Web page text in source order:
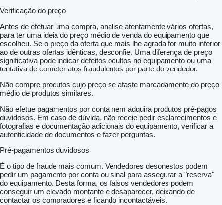
Verificação do preço
Antes de efetuar uma compra, analise atentamente vários ofertas,
para ter uma ideia do preço médio de venda do equipamento que
escolheu. Se o preço da oferta que mais lhe agrada for muito inferior
ao de outras ofertas idênticas, desconfie. Uma diferença de preço
significativa pode indicar defeitos ocultos no equipamento ou uma
tentativa de cometer atos fraudulentos por parte do vendedor.
Não compre produtos cujo preço se afaste marcadamente do preço
médio de produtos similares.
Não efetue pagamentos por conta nem adquira produtos pré-pagos
duvidosos. Em caso de dúvida, não receie pedir esclarecimentos e
fotografias e documentação adicionais do equipamento, verificar a
autenticidade de documentos e fazer perguntas.
Pré-pagamentos duvidosos
É o tipo de fraude mais comum. Vendedores desonestos podem
pedir um pagamento por conta ou sinal para assegurar a "reserva"
do equipamento. Desta forma, os falsos vendedores podem
conseguir um elevado montante e desaparecer, deixando de
contactar os compradores e ficando incontactáveis.